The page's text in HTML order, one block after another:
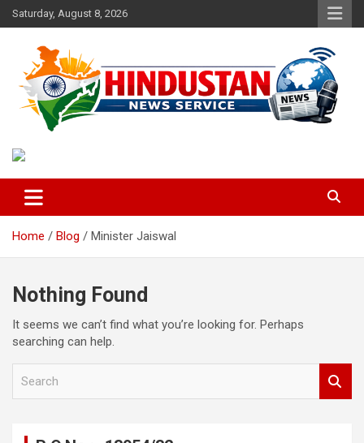
Skip
to
Saturday, August 8, 2026
Hindustan News Service
Home Blog Minister Jaiswal
Nothing Found
It seems we can’t find what you’re looking for. Perhaps
searching can help.